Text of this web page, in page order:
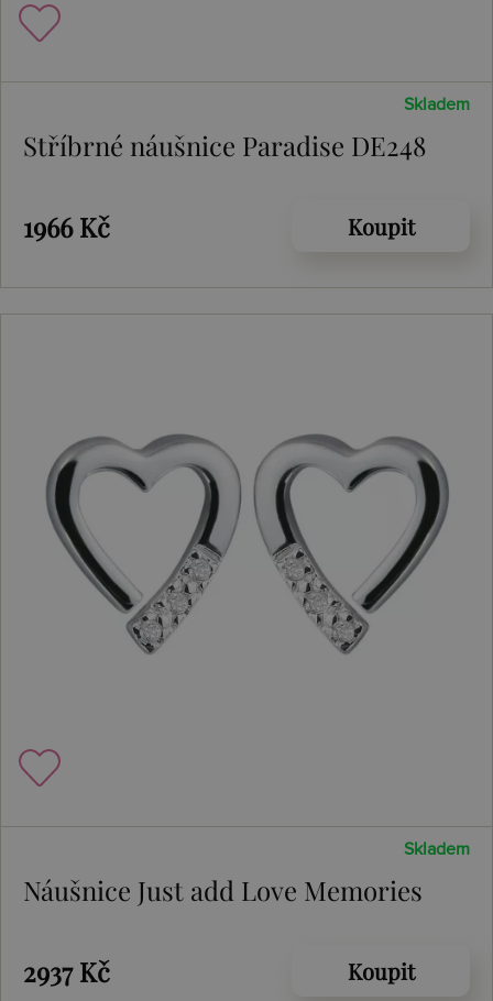
Skladem
Stříbrné náušnice Paradise DE248
1966 Kč Koupit
Skladem
Náušnice Just add Love Memories
2937 Kč Koupit